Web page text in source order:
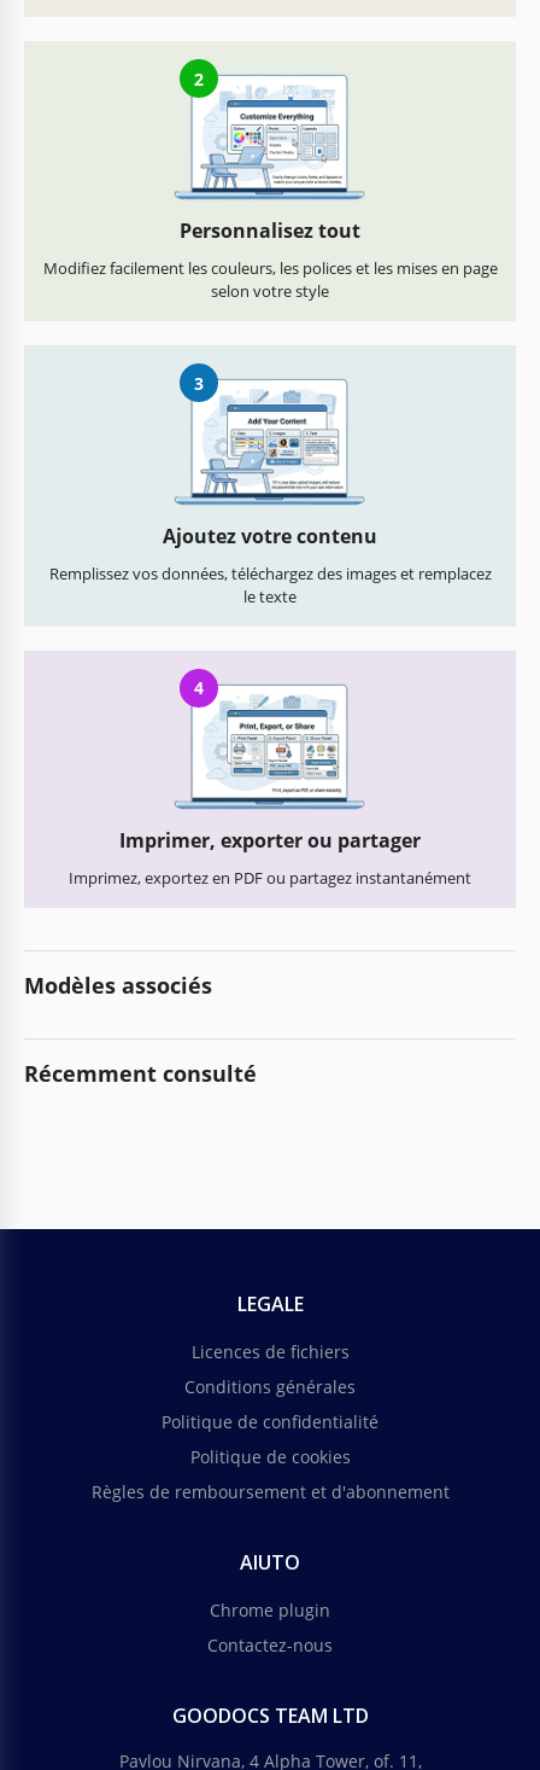
2
Personnalisez tout
Modifiez facilement les couleurs, les polices et les mises en page
selon votre style
3
Ajoutez votre contenu
Remplissez vos données, téléchargez des images et remplacez
le texte
4
Imprimer, exporter ou partager
Imprimez, exportez en PDF ou partagez instantanément
Modèles associés
Récemment consulté
LEGALE
Licences de fichiers
Conditions générales
Politique de confidentialité
Politique de cookies
Règles de remboursement et d'abonnement
AIUTO
Chrome plugin
Contactez-nous
GOODOCS TEAM LTD
Pavlou Nirvana, 4 Alpha Tower, of. 11,